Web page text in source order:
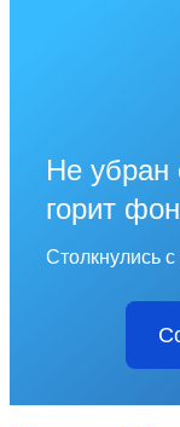
Не убран
горит
Столкнулись